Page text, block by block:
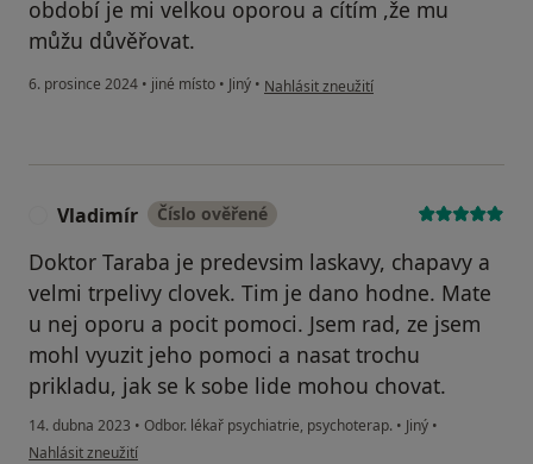
období je mi velkou oporou a cítím ,že mu
můžu důvěřovat.
6. prosince 2024 • jiné místo • Jiný • podle názoru uživatele Pavla
Nahlásit zneužití
Vladimír Číslo ověřené
Doktor Taraba je predevsim laskavy, chapavy a
velmi trpelivy clovek. Tim je dano hodne. Mate
u nej oporu a pocit pomoci. Jsem rad, ze jsem
mohl vyuzit jeho pomoci a nasat trochu
prikladu, jak se k sobe lide mohou chovat.
14. dubna 2023 • Odbor. lékař psychiatrie, psychoterap. • Jiný •
podle názoru uživatele Vladimír
Nahlásit zneužití